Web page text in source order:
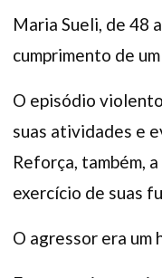
Maria Sueli, de 48
cumprimento de
O episódio
suas atividades e
Reforça, também,
exercício de suas
O agressor era um